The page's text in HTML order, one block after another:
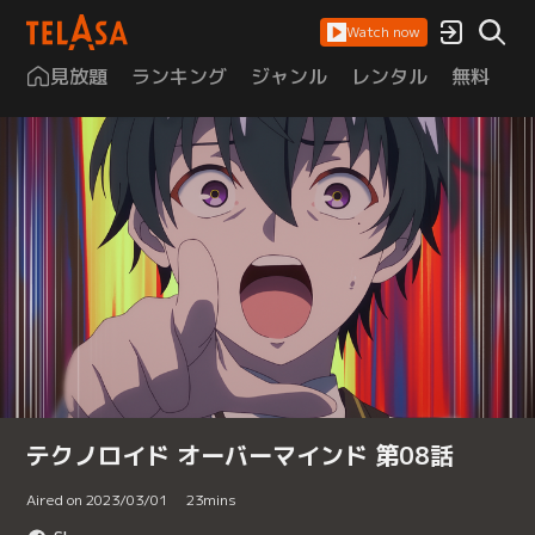
Watch now
見放題 ランキング ジャンル レンタル 無料
テクノロイド オーバーマインド 第08話
Aired on 2023/03/01 23mins